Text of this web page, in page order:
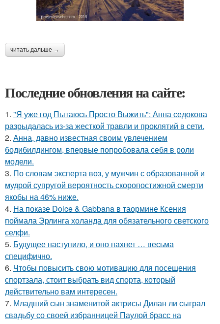
читать дальше →
Последние обновления на сайте:
1. "Я уже год Пытаюсь Просто Выжить": Анна седокова
разрыдалась из-за жесткой травли и проклятий в сети.
2. Анна, давно известная своим увлечением
бодибилдингом, впервые попробовала себя в роли
модели.
3. По словам эксперта воз, у мужчин с образованной и
мудрой супругой вероятность скоропостижной смерти
якобы на 46% ниже.
4. На показе Dolce & Gabbana в таормине Ксения
поймала Эрлинга холанда для обязательного светского
селфи.
5. Будущее наступило, и оно пахнет … весьма
специфично.
6. Чтобы повысить свою мотивацию для посещения
спортзала, стоит выбрать вид спорта, который
действительно вам интересен.
7. Младший сын знаменитой актрисы Дилан ли сыграл
свадьбу со своей избранницей Паулой брасс на